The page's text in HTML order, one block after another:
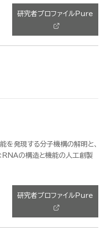
研究者プロファイルPure
発現する分子機構の解明と、
RNAの構造と機能の人工創製
研究者プロファイルPure